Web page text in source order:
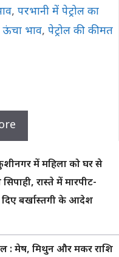
, परभानी में पेट्रोल का
ऊंचा भाव, पेट्रोल की कीमत
में महिला को घर से
रास्ते में मारपीट-
बर्खास्तगी के आदेश
: मेष, मिथुन और मकर राशि